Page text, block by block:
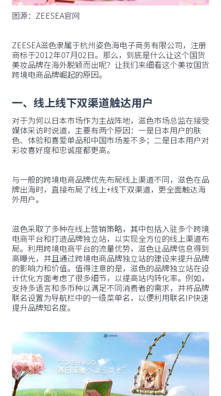
图源：ZEESEA官网
ZEESEA滋色隶属于杭州姿色海电子商务有限公司，注册
商标于2012年07月02日。那么，到底是什么让这个国货
美妆品牌在海外脱颖而出呢？让我们来细看这个美妆国货
跨境电商品牌崛起的原因。
一、线上线下双渠道触达用户
对于为何以日本市场作为主战阵地，滋色市场总监在接受
媒体采访时说道，主要有两个原因：一是日本用户的肤
色、体验和喜爱单品和中国市场差不多；二是日本用户对
彩妆喜好度和忠诚度都更高。
与一般的跨境电商品牌优先布局线上渠道不同，滋色在品
牌出海时，直接布局了线上+线下双渠道，更全面触达海
外用户。
滋色采取了多种在线上营销策略，其中包括入驻多个跨境
电商平台和打造品牌独立站，以实现全方位的线上渠道布
局。利用跨境电商平台的流量优势，滋色让品牌信息得到
高曝光，并且通过跨境电商品牌独立站的建设来提升品牌
的影响力和价值。值得注意的是，滋色的品牌独立站在设
计优化方面考虑了很多细节，以提高站内转化率。例如，
支持多语言和多币种以满足不同消费者的需求，并将品牌
联名设置为导航栏中的一级菜单名，以便利用联名IP快速
提升品牌知名度。